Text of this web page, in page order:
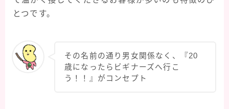
とつです。
その名前の通り男女関係なく、『20
歳になったらビギナーズへ行こ
う！！』がコンセプト